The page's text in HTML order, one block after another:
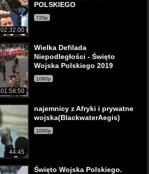
02:32:00
POLSKIEGO
720p
01:58:50
Wielka Defilada
Niepodległości - Święto
Wojska Polskiego 2019
1080p
44:45
najemnicy z Afryki i prywatne
wojska(BlackwaterAegis)
1080p
Święto Wojska Polskiego.